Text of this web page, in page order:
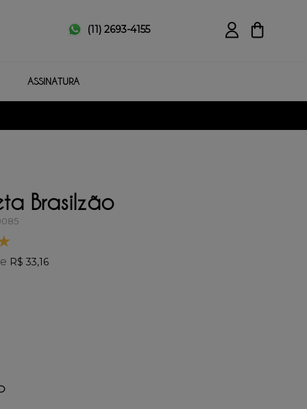
(11) 2693-4155
ASSINATURA
Brasilzão
R$ 33,16